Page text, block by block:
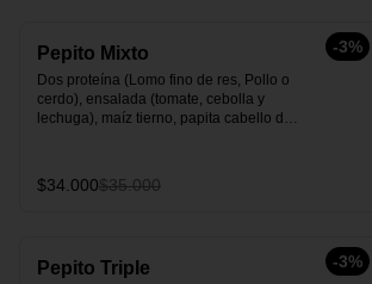
-3%
Pepito Mixto
Dos proteína (Lomo fino de res, Pollo o
cerdo), ensalada (tomate, cebolla y
lechuga), maíz tierno, papita cabello de
$34.000$35.000
-3%
Pepito Triple